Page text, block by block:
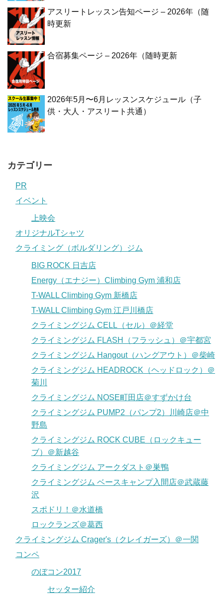
アスリートレッスン告知ページ – 2026年（随
時更新
合宿募集ページ – 2026年（随時更新
2026年5月〜6月レッスンスケジュール（子
供・大人・アスリート共通）
カテゴリー
PR
イベント
上映会
オリジナルTシャツ
クライミング（ボルダリング）ジム
BIG ROCK 日吉店
Energy（エナジー）Climbing Gym 浦和店
T-WALL Climbing Gym 新橋店
T-WALL Climbing Gym 江戸川橋店
クライミングジム CELL（セル）＠経堂
クライミングジム FLASH（フラッシュ）＠宇都宮
クライミングジム Hangout（ハングアウト）＠柴崎
クライミングジム HEADROCK（ヘッドロック）＠
菊川
クライミングジム NOSE町田店＠すずかけ台
クライミングジム PUMP2（パンプ2）川崎店＠中
野島
クライミングジム ROCK CUBE（ロックキュー
ブ）＠新越谷
クライミングジム アークダスト＠巣鴨
クライミングジム ベースキャンプ入間店＠武蔵藤
沢
スポドリ！＠水道橋
ロックランズ＠葛西
クライミングジム Crager's（クレイガーズ）＠一関
コンペ
のぼコン2017
セッター紹介